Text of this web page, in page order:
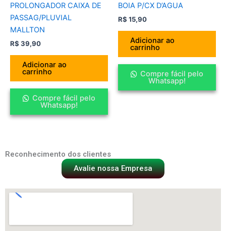
PROLONGADOR CAIXA DE
PASSAG/PLUVIAL
MALLTON
R$ 39,90
Adicionar ao
carrinho
Compre fácil pelo
Whatsapp!
BOIA P/CX D’AGUA
R$ 15,90
Adicionar ao
carrinho
Compre fácil pelo
Whatsapp!
Reconhecimento dos clientes
Avalie nossa Empresa